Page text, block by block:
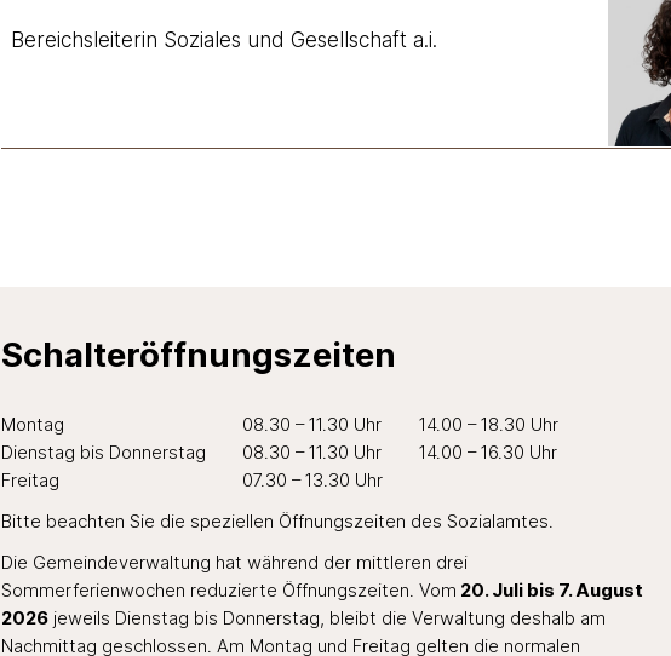
Bereichsleiterin Soziales und Gesellschaft a.i.
Schalteröffnungszeiten
Wochentag Öffnungszeiten Vormittag Öffnungszeiten Nachmittag
Montag 08.30 – 11.30 Uhr
14.00 – 18.30 Uhr
Dienstag bis Donnerstag 08.30 – 11.30 Uhr
14.00 – 16.30 Uhr
Freitag
07.30 – 13.30 Uhr
Bitte beachten Sie die speziellen Öffnungszeiten des Sozialamtes.
Die Gemeindeverwaltung hat während der mittleren drei
Sommerferienwochen reduzierte Öffnungszeiten. Vom 20. Juli bis 7. August
2026jeweils Dienstag bis Donnerstag, bleibt die Verwaltung deshalb am
Nachmittag geschlossen. Am Montag und Freitag gelten die normalen